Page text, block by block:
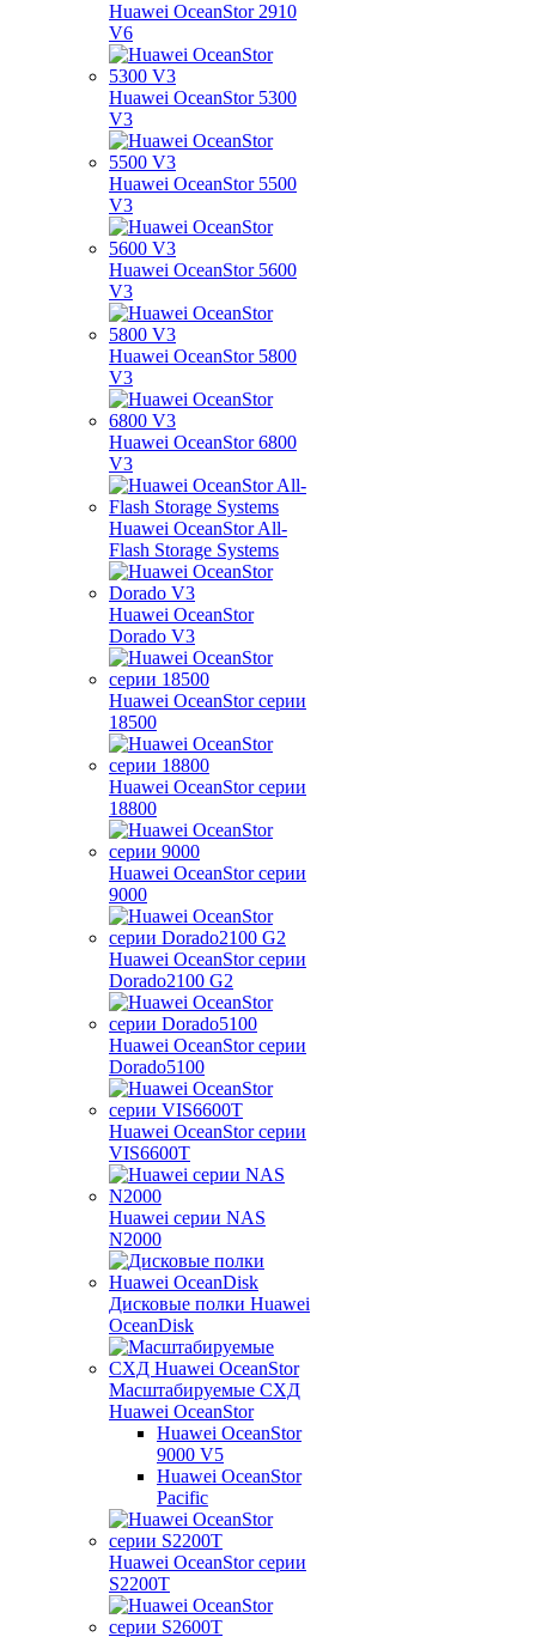
Huawei OceanStor 2910
V6
Huawei OceanStor 5300
V3
Huawei OceanStor 5500
V3
Huawei OceanStor 5600
V3
Huawei OceanStor 5800
V3
Huawei OceanStor 6800
V3
Huawei OceanStor All-
Flash Storage Systems
Huawei OceanStor
Dorado V3
Huawei OceanStor серии
18500
Huawei OceanStor серии
18800
Huawei OceanStor серии
9000
Huawei OceanStor серии
Dorado2100 G2
Huawei OceanStor серии
Dorado5100
Huawei OceanStor серии
VIS6600T
Huawei серии NAS
N2000
Дисковые полки Huawei
OceanDisk
Масштабируемые СХД
Huawei OceanStor
Huawei OceanStor
9000 V5
Huawei OceanStor
Pacific
Huawei OceanStor серии
S2200T